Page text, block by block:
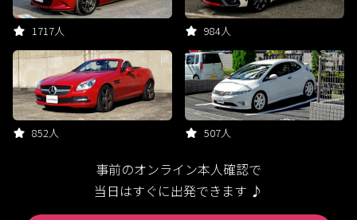
1717人 984人
852人 507人
事前のオンライン本人確認で
当日はすぐに出発できます ♪